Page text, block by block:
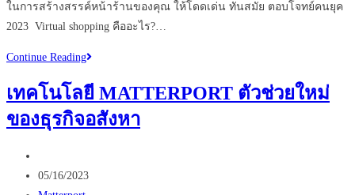
ในการสร้างสรรค์หน้าร้านของคุณ ให้โดดเด่น ทันสมัย ตอบโจทย์คนยุค
2023 Virtual shopping คืออะไร?…
Continue ReadingVirtual
เห็น
สินค้า
ต้อง
เทคโนโลยี MATTERPORT ตัวช่วยใหม่
ของธุรกิจอสังหา
author:
Post
05/16/2023